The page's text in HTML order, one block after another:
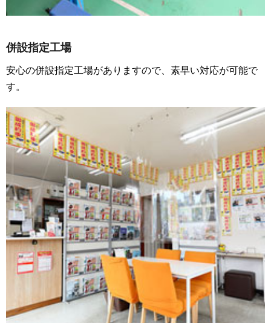
併設指定工場
安心の併設指定工場がありますので、素早い対応が可能で
す。